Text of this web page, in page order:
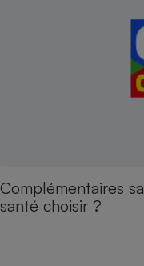
Complémentaires
santé choisir ?